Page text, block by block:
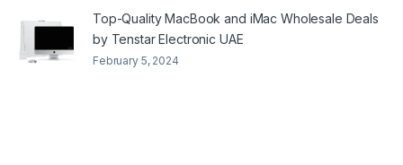
Top-Quality MacBook and iMac Wholesale Deals
by Tenstar Electronic UAE
February 5, 2024